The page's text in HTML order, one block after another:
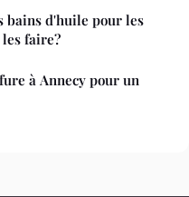
bains d'huile pour les
faire?
à Annecy pour un